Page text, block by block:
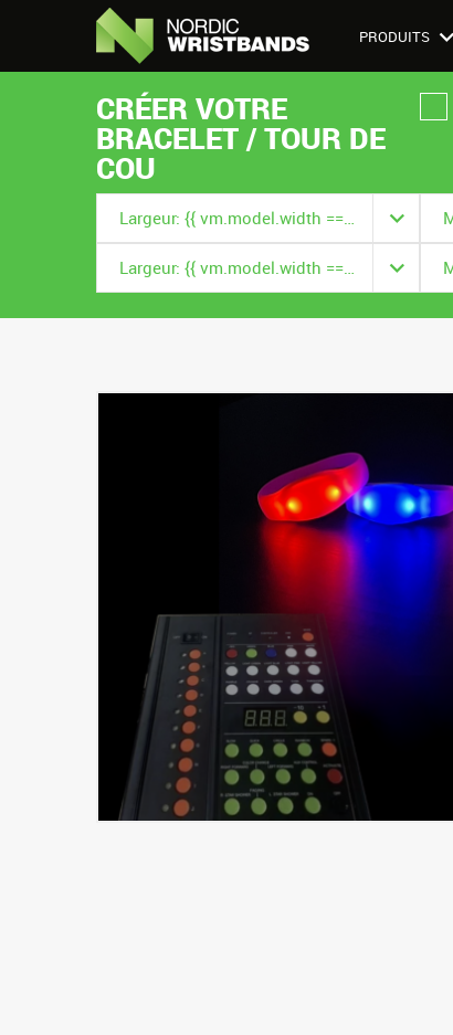
PRODUITS
CRÉER VOTRE
BRACELET / TOUR DE
COU
Largeur: {{ vm.model.width === null ? '' : vm.model.width.title }}
Largeur: {{ vm.model.width === null ? '' : vm.model.width.title }}